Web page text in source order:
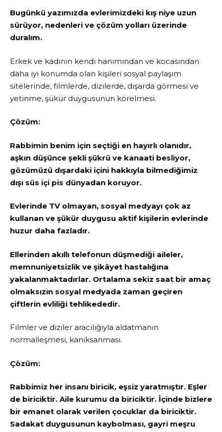
Bugünkü yazımızda evlerimizdeki kış niye uzun
sürüyor, nedenleri ve çözüm yolları üzerinde
duralım.
Erkek ve kadının kendi hanımından ve kocasından
daha iyi konumda olan kişileri sosyal paylaşım
sitelerinde, filmlerde, dizilerde, dışarda görmesi ve
yetinme, şükür duygusunun körelmesi.
Çözüm:
Rabbimin benim için seçtiği en hayırlı olanıdır,
aşkın düşünce şekli şükrü ve kanaati besliyor,
gözümüzü dışardaki içini hakkıyla bilmediğimiz
dışı süs içi pis dünyadan koruyor.
Evlerinde TV olmayan, sosyal medyayı çok az
kullanan ve şükür duygusu aktif kişilerin evlerinde
huzur daha fazladır.
Ellerinden akıllı telefonun düşmediği aileler,
memnuniyetsizlik ve şikâyet hastalığına
yakalanmaktadırlar. Ortalama sekiz saat bir amaç
olmaksızın sosyal medyada zaman geçiren
çiftlerin evliliği tehlikededir.
Filmler ve diziler aracılığıyla aldatmanın
normalleşmesi, kanıksanması.
Çözüm:
Rabbimiz her insanı biricik, eşsiz yaratmıştır. Eşler
de biriciktir. Aile kurumu da biriciktir. İçinde bizlere
bir emanet olarak verilen çocuklar da biriciktir.
Sadakat duygusunun kaybolması, gayri meşru